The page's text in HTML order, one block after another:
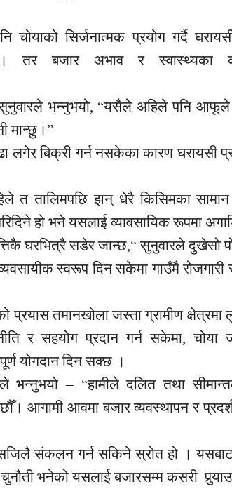
सिर्जनात्मक प्रयोग गर्दै
तर बजार अभाव र स्वास्थ्यका
भन्नुभयो, “यसैले अहिले पनि आफूले
मान्छु।”
बिक्री गर्न नसकेका कारण घरायसी
त तालिमपछि झन् धेरै किसिमका
हो भने यसलाई व्यावसायिक रूपमा
घरभित्रै सडेर जान्छ,“ सुनुवारले दुखेसो
स्वरूप दिन सकेमा गाउँमै रोजगारी
प्रयासतमानखोलाजस्ता ग्रामीण
र सहयोग प्रदान गर्न सकेमा, चोया
योगदान दिन सक्छ ।
– “हामीले दलित तथा
आगामी आवमा बजार व्यवस्थापन र
संकलन गर्न सकिने स्रोत हो । यसबाट
भनेको यसलाई बजारसम्म कसरी